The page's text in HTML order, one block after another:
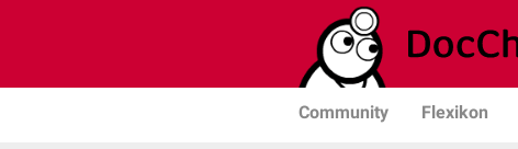
Community Flexikon